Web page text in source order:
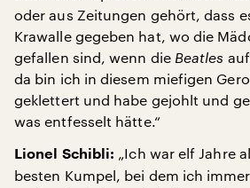
oder aus Zeitungen gehört, dass
Krawalle gegeben hat, wo die
gefallen sind, wenn die Beatles
da bin ich in diesem miefigen
geklettert und habe gejohlt und
was entfesselt hätte.“
Lionel Schibli: „Ich war elf Jahre
besten Kumpel, bei dem ich